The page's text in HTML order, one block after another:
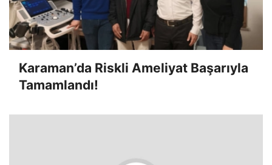
Karaman’da Riskli Ameliyat Başarıyla
Tamamlandı!